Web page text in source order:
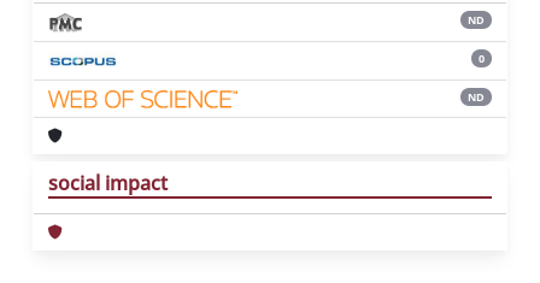
ND
0
ND
social impact